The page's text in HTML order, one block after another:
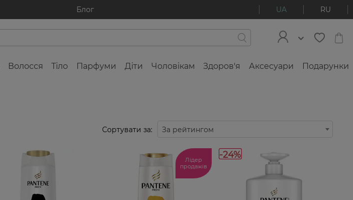
Блог UA RU
Волосся Тіло Парфуми Діти Чоловікам Здоров'я Аксесуари Подарунки
Сортувати за: За рейтингом
Лідер
продажів
-24%